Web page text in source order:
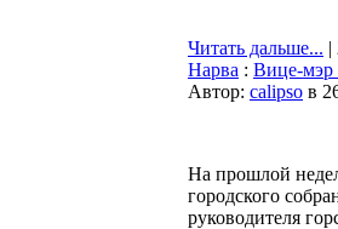
Читать дальше... |
Нарва : Вице-мэр
Автор: calipso в
На прошлой
городского
руководителя